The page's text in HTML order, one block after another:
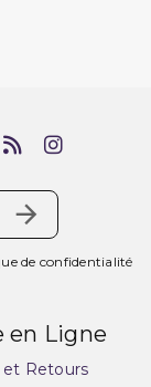
de confidentialité
en Ligne
et Retours